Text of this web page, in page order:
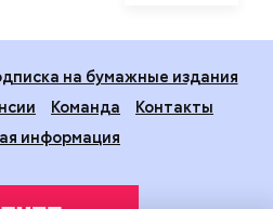
на бумажные издания
Команда
Контакты
информация